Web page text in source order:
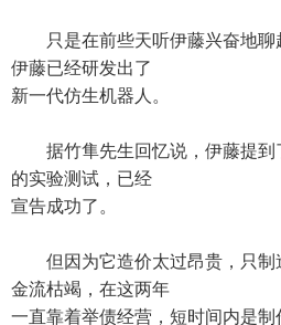
只是在前些天听伊藤兴奋地聊
伊藤已经研发出了
新一代仿生机器人。
据竹隼先生回忆说，伊藤提到
的实验测试，已经
宣告成功了。
但因为它造价太过昂贵，只制
金流枯竭，在这两年
一直靠着举债经营，短时间内是制